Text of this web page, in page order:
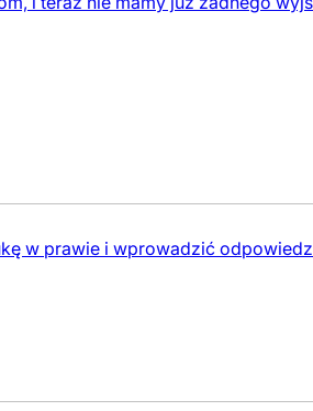
w prawie i wprowadzić